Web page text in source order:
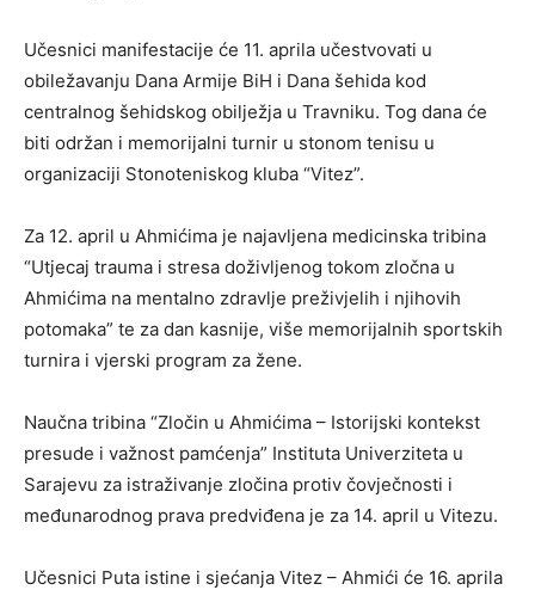
Učesnici manifestacije će 11. aprila učestvovati u
obiležavanju Dana Armije BiH i Dana šehida kod
centralnog šehidskog obilježja u Travniku. Tog dana će
biti održan i memorijalni turnir u stonom tenisu u
organizaciji Stonoteniskog kluba “Vitez”.
Za 12. april u Ahmićima je najavljena medicinska tribina
“Utjecaj trauma i stresa doživljenog tokom zločna u
Ahmićima na mentalno zdravlje preživjelih i njihovih
potomaka” te za dan kasnije, više memorijalnih sportskih
turnira i vjerski program za žene.
Naučna tribina “Zločin u Ahmićima – Istorijski kontekst
presude i važnost pamćenja” Instituta Univerziteta u
Sarajevu za istraživanje zločina protiv čovječnosti i
međunarodnog prava predviđena je za 14. april u Vitezu.
Učesnici Puta istine i sjećanja Vitez – Ahmići će 16. aprila